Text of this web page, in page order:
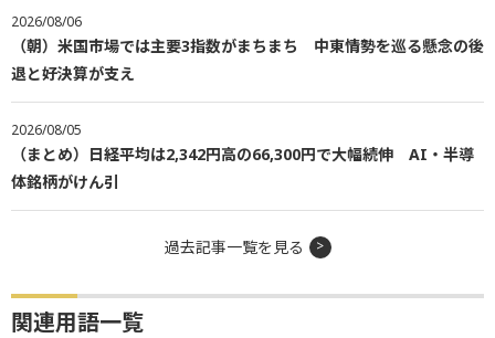
2026/08/06
（朝）米国市場では主要3指数がまちまち 中東情勢を巡る懸念の後
退と好決算が支え
2026/08/05
（まとめ）日経平均は2,342円高の66,300円で大幅続伸 AI・半導
体銘柄がけん引
過去記事一覧を見る
関連用語一覧